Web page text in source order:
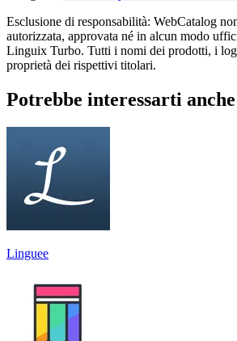
Esclusione di responsabilità: WebCatalog
autorizzata, approvata né in alcun modo
Linguix Turbo. Tutti i nomi dei prodotti, i
proprietà dei rispettivi titolari.
Potrebbe interessarti anche
Linguee